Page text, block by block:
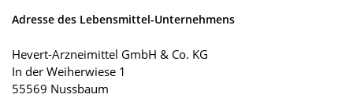
Adresse des Lebensmittel-Unternehmens
Hevert-Arzneimittel GmbH & Co. KG
In der Weiherwiese 1
55569 Nussbaum